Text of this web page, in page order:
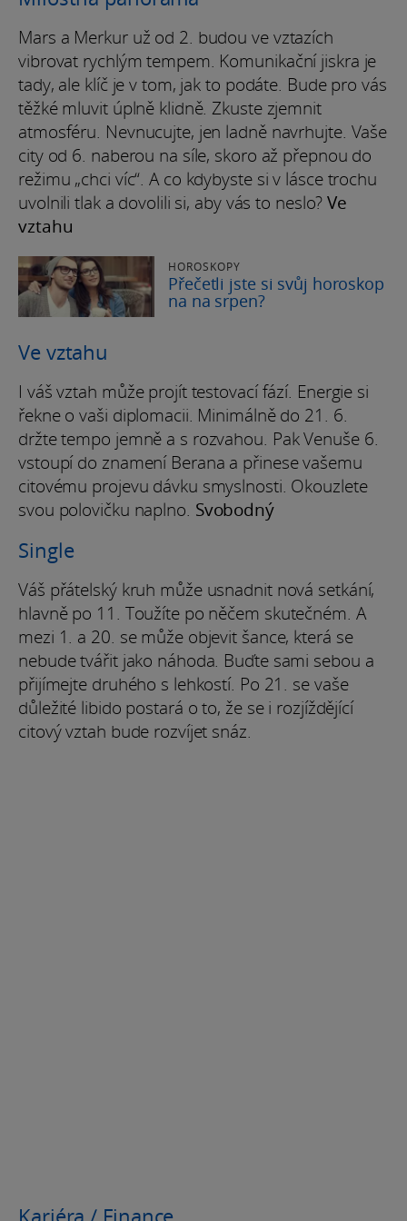
Mars a Merkur už od 2. budou ve vztazích
vibrovat rychlým tempem. Komunikační jiskra je
tady, ale klíč je v tom, jak to podáte. Bude pro vás
těžké mluvit úplně klidně. Zkuste zjemnit
atmosféru. Nevnucujte, jen ladně navrhujte. Vaše
city od 6. naberou na síle, skoro až přepnou do
režimu „chci víc“. A co kdybyste si v lásce trochu
uvolnili tlak a dovolili si, aby vás to neslo?Ve
vztahu
HOROSKOPY
Přečetli jste si svůj horoskop
na na srpen?
Ve vztahu
I váš vztah může projít testovací fází. Energie si
řekne o vaši diplomacii. Minimálně do 21. 6.
držte tempo jemně a s rozvahou. Pak Venuše 6.
vstoupí do znamení Berana a přinese vašemu
citovému projevu dávku smyslnosti. Okouzlete
svou polovičku naplno. Svobodný
Single
Váš přátelský kruh může usnadnit nová setkání,
hlavně po 11. Toužíte po něčem skutečném. A
mezi 1. a 20. se může objevit šance, která se
nebude tvářit jako náhoda. Buďte sami sebou a
přijímejte druhého s lehkostí. Po 21. se vaše
důležité libido postará o to, že se i rozjíždějící
citový vztah bude rozvíjet snáz.